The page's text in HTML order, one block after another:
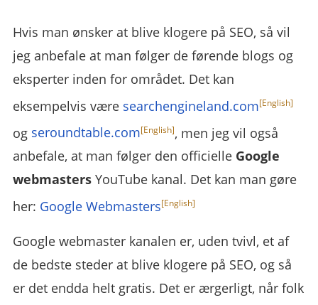
Hvis man ønsker at blive klogere på SEO, så vil
jeg anbefale at man følger de førende blogs og
eksperter inden for området. Det kan
eksempelvis være searchengineland.com
og seroundtable.com
, men jeg vil også
anbefale, at man følger den officielle Google
webmasters YouTube kanal. Det kan man gøre
her: Google Webmasters
Google webmaster kanalen er, uden tvivl, et af
de bedste steder at blive klogere på SEO, og så
er det endda helt gratis. Det er ærgerligt, når folk